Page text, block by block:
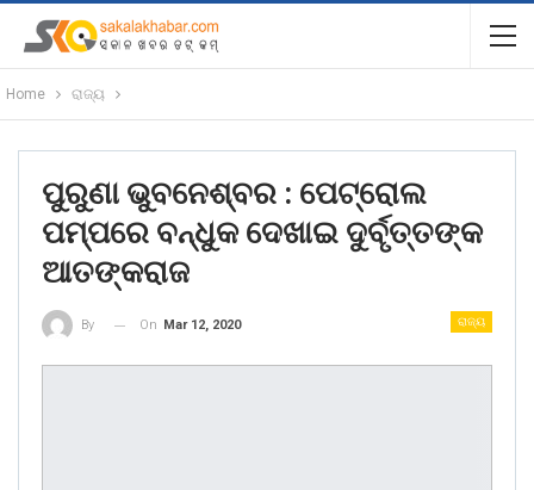
Home ରାଜ୍ୟ
ପୁରୁଣା ଭୁବନେଶ୍ବର : ପେଟ୍ରୋଲ
ପମ୍ପରେ ବନ୍ଧୁକ ଦେଖାଇ ଦୁର୍ବୃତ୍ତଙ୍କ
ଆତଙ୍କରାଜ
ରାଜ୍ୟ
By On Mar 12, 2020